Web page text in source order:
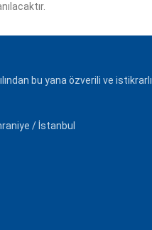
bu yana özverili ve istikrarlı
/ İstanbul